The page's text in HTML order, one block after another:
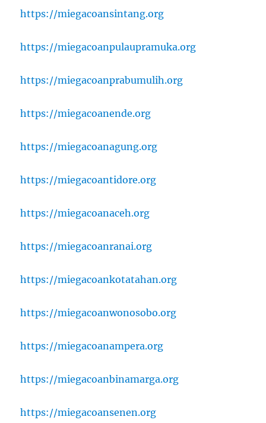
https://miegacoansintang.org
https://miegacoanpulaupramuka.org
https://miegacoanprabumulih.org
https://miegacoanende.org
https://miegacoanagung.org
https://miegacoantidore.org
https://miegacoanaceh.org
https://miegacoanranai.org
https://miegacoankotatahan.org
https://miegacoanwonosobo.org
https://miegacoanampera.org
https://miegacoanbinamarga.org
https://miegacoansenen.org